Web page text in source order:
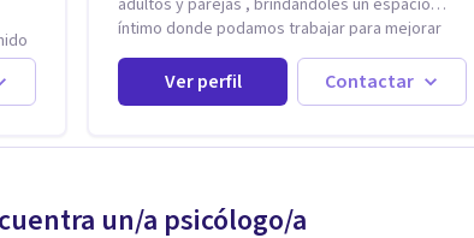
y
íntimo donde podamos trabajar para mejorar
todos los aspectos de sus vidas. Conozco
primero a los padres, en el caso de niños u
adolescentes, para luego seguir la terapia con
universitario y profesional, siempre
terapia de pareja y adultos con método
Ver perfil Contactar
un/a psicólogo/a